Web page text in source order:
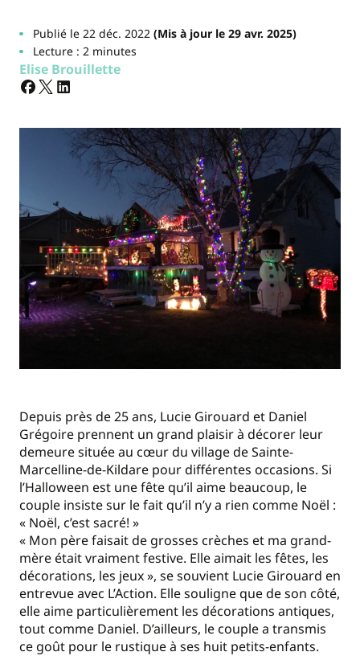
Publié le 22 déc. 2022(Mis à jour le 29 avr. 2025)
Lecture : 2 minutes
Elise Brouillette
Depuis près de 25 ans, Lucie Girouard et Daniel
Grégoire prennent un grand plaisir à décorer leur
demeure située au cœur du village de Sainte-
Marcelline-de-Kildare pour différentes occasions. Si
l’Halloween est une fête qu’il aime beaucoup, le
couple insiste sur le fait qu’il n’y a rien comme Noël :
« Noël, c’est sacré! »
« Mon père faisait de grosses crèches et ma grand-
mère était vraiment festive. Elle aimait les fêtes, les
décorations, les jeux », se souvient Lucie Girouard en
entrevue avec L’Action. Elle souligne que de son côté,
elle aime particulièrement les décorations antiques,
tout comme Daniel. D’ailleurs, le couple a transmis
ce goût pour le rustique à ses huit petits-enfants.